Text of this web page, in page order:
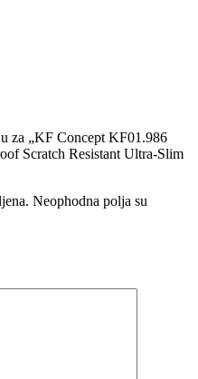
za „KF Concept KF01.986
Scratch Resistant Ultra-Slim
Neophodna polja su